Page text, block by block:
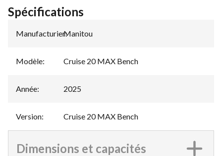
Spécifications
Manufacturier:
Manitou
Modèle: Cruise 20 MAX Bench
Année: 2025
Version: Cruise 20 MAX Bench
Dimensions et capacités